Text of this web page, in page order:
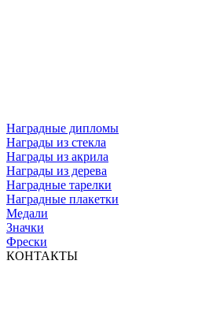
Наградные дипломы
Награды из стекла
Награды из акрила
Награды из дерева
Наградные тарелки
Наградные плакетки
Медали
Значки
Фрески
КОНТАКТЫ